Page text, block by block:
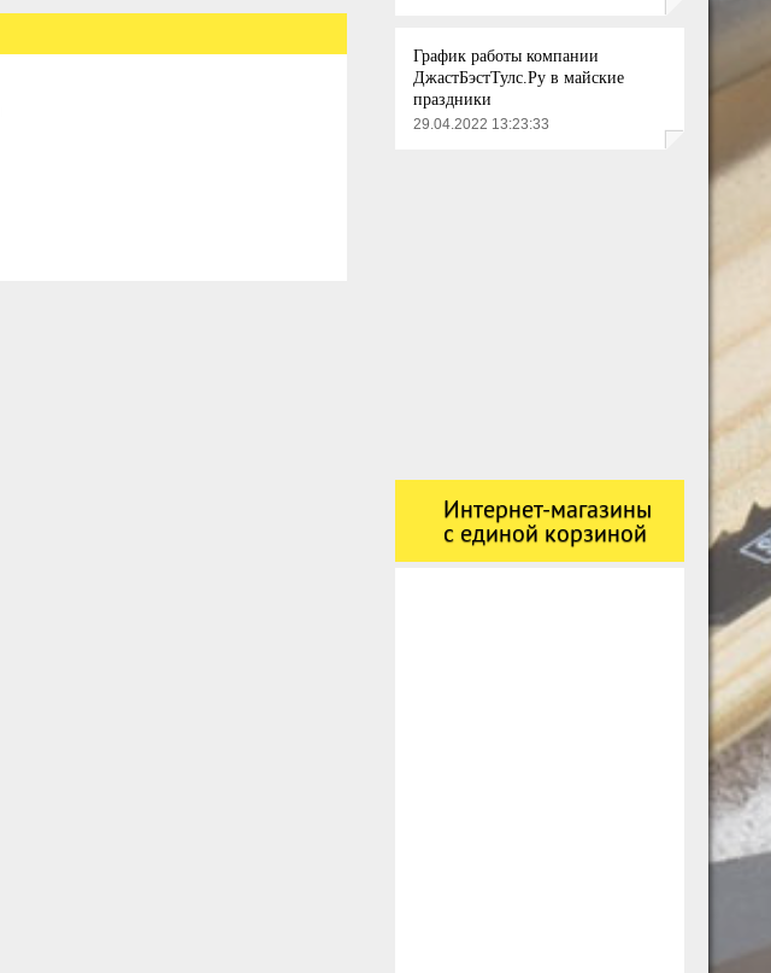
График работы компании
ДжастБэстТулс.Ру в майские
праздники
29.04.2022 13:23:33
Интернет-магазины
с единой корзиной